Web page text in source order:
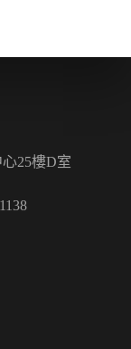
25樓D室